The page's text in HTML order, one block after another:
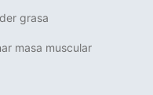
grasa
masa muscular